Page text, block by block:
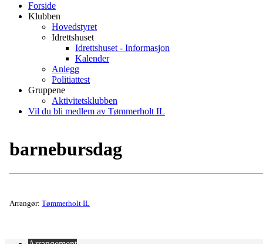
Forside
Klubben
Hovedstyret
Idrettshuset
Idrettshuset - Informasjon
Kalender
Anlegg
Politiattest
Gruppene
Aktivitetsklubben
Vil du bli medlem av Tømmerholt IL
barnebursdag
Arrangør: Tømmerholt IL